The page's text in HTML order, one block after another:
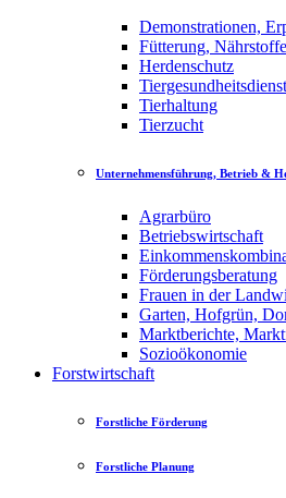
Demonstrationen,
Fütterung, Nährstoffe
Herdenschutz
Tierhaltung
Tierzucht
Unternehmensführung, Betrieb &
Agrarbüro
Betriebswirtschaft
Förderungsberatung
Frauen in der
Garten, Hofgrün,
Marktberichte,
Sozioökonomie
Forstwirtschaft
Forstliche Förderung
Forstliche Planung